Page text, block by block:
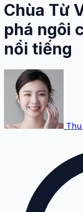
Chùa Từ
phá ngôi
nổi tiếng